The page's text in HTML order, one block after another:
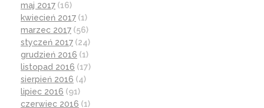
maj 2017 (16)
kwiecień 2017 (1)
marzec 2017 (56)
styczeń 2017 (24)
grudzień 2016 (1)
listopad 2016 (17)
sierpień 2016 (4)
lipiec 2016 (91)
czerwiec 2016 (1)